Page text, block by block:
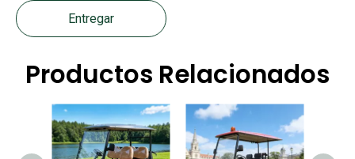
Entregar
Productos Relacionados